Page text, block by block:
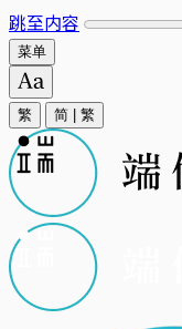
跳至内容
菜单
繁 简 繁